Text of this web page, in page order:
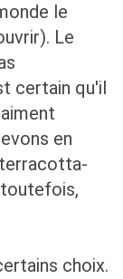
le
Le
certain qu'il
en
choix.